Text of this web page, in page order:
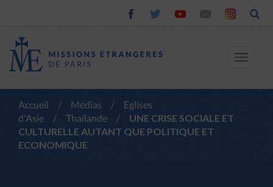
Toggle
Accueil / Médias /
Eglises
d'Asie
/ Thaïlande /
UNE CRISE SOCIALE ET
CULTURELLE AUTANT QUE POLITIQUE ET
ECONOMIQUE